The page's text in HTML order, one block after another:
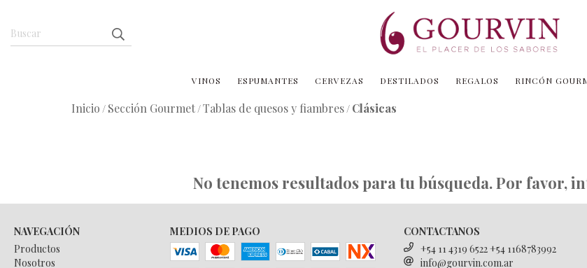
VINOS ESPUMANTES CERVEZAS DESTILADOS REGALOS RINCÓN
Inicio / Sección Gourmet/Tablas de quesos y fiambres/ Clásicas
No tenemos resultados para tu búsqueda. Por favor,
NAVEGACIÓN
Productos
Nosotros
MEDIOS DE PAGO
CONTACTANOS
+54 11 4319 6522 +54 1168783992
info@gourvin.com.ar